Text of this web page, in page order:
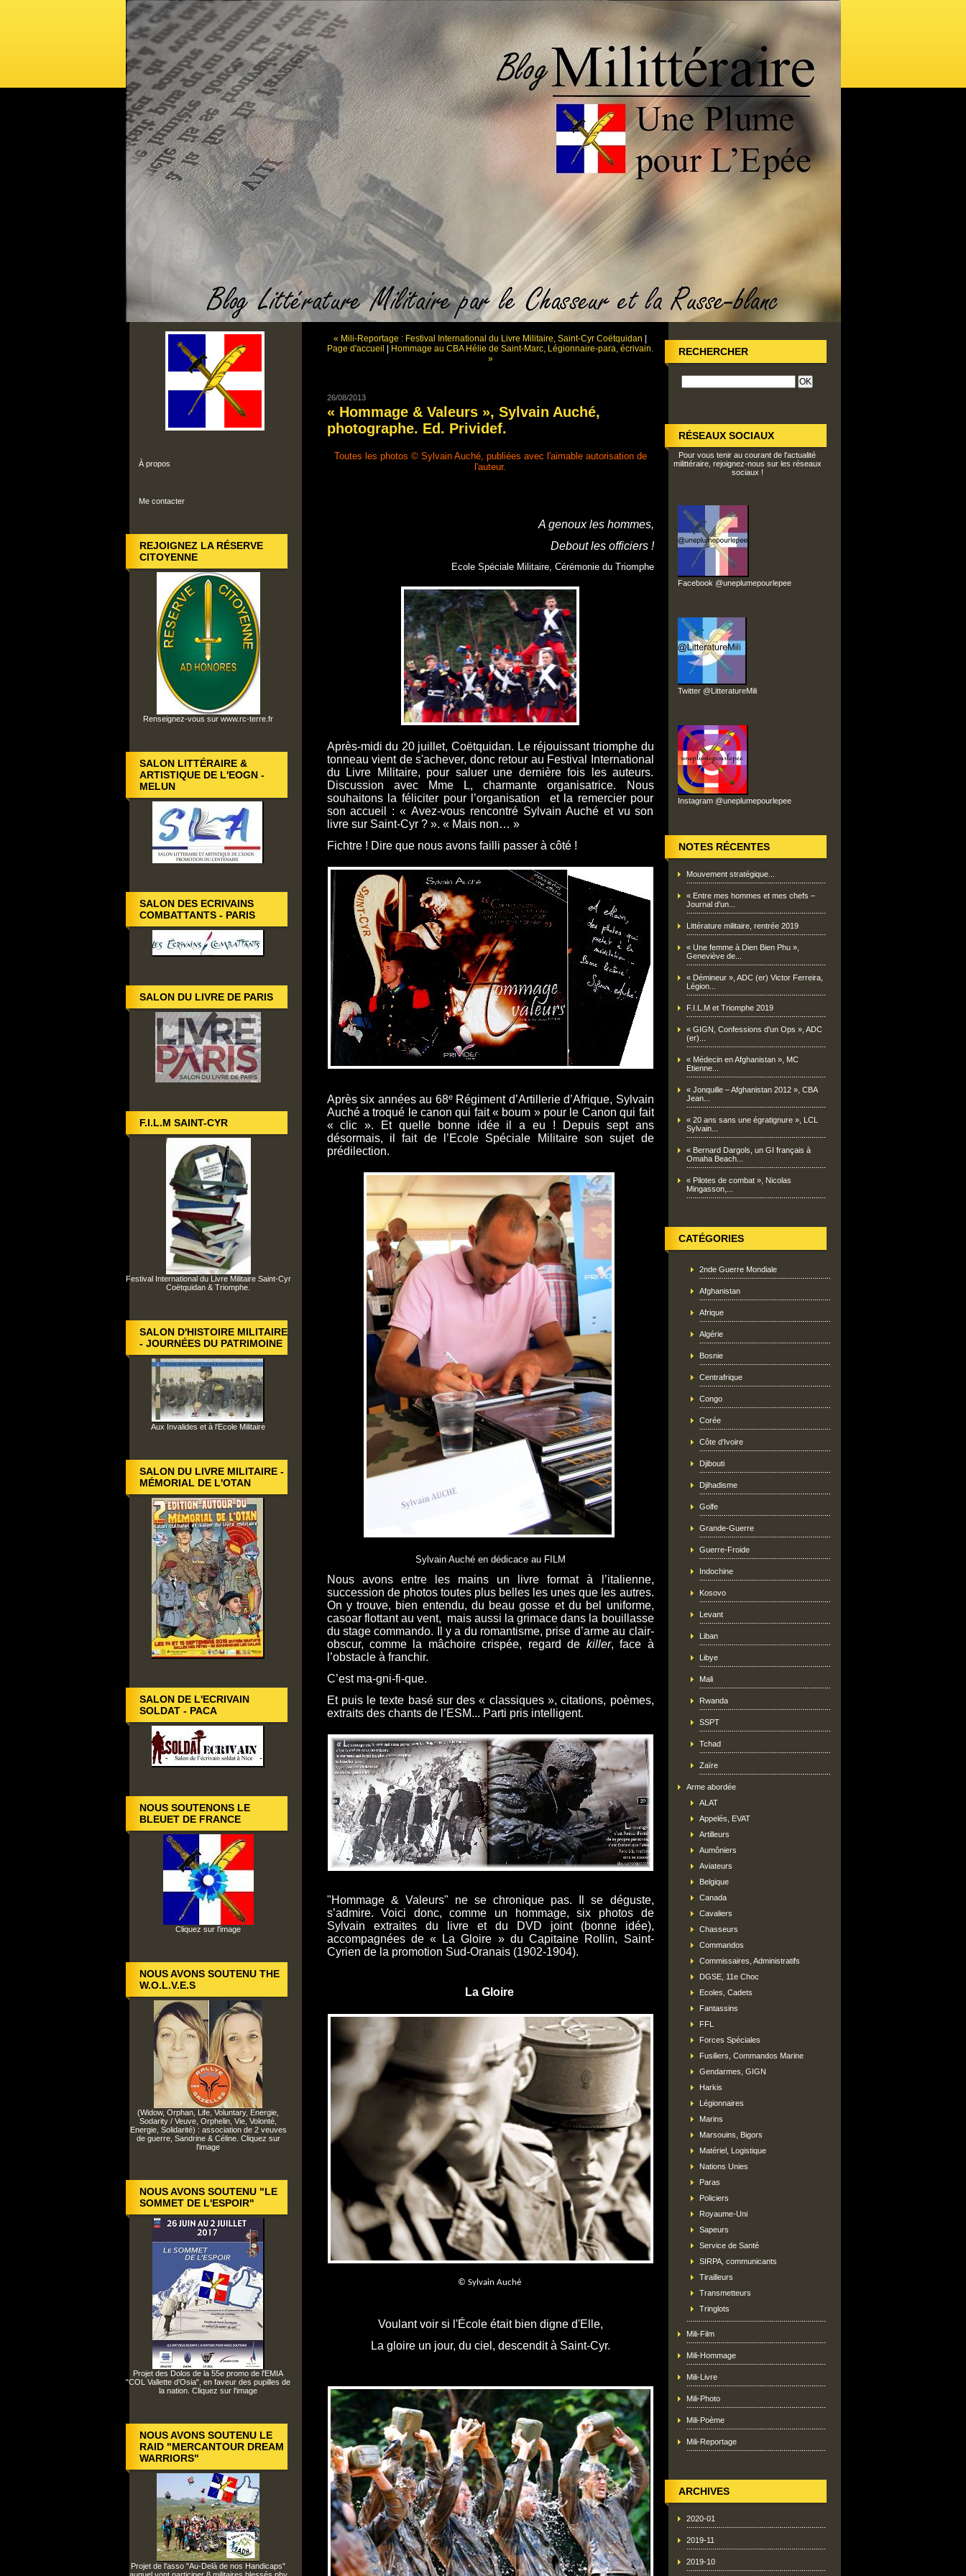
À propos
Me contacter
REJOIGNEZ LA RÉSERVE
CITOYENNE
Renseignez-vous sur www.rc-terre.fr
SALON LITTÉRAIRE &
ARTISTIQUE DE L'EOGN -
MELUN
SALON DES ECRIVAINS
COMBATTANTS - PARIS
SALON DU LIVRE DE PARIS
F.I.L.M SAINT-CYR
Festival International du Livre Militaire Saint-Cyr
Coëtquidan & Triomphe.
SALON D'HISTOIRE MILITAIRE
- JOURNÉES DU PATRIMOINE
Aux Invalides et à l'Ecole Militaire
SALON DU LIVRE MILITAIRE -
MÉMORIAL DE L'OTAN
SALON DE L'ECRIVAIN
SOLDAT - PACA
NOUS SOUTENONS LE
BLEUET DE FRANCE
Cliquez sur l'image
NOUS AVONS SOUTENU THE
W.O.L.V.E.S
(Widow, Orphan, Life, Voluntary, Energie,
Sodarity / Veuve, Orphelin, Vie, Volonté,
Energie, Solidarité) : association de 2 veuves
de guerre, Sandrine & Céline. Cliquez sur
l'image
NOUS AVONS SOUTENU "LE
SOMMET DE L'ESPOIR"
Projet des Dolos de la 55e promo de l'EMIA
"COL Vallette d'Osia", en faveur des pupilles de
la nation. Cliquez sur l'image
NOUS AVONS SOUTENU LE
RAID "MERCANTOUR DREAM
WARRIORS"
Projet de l'asso "Au-Delà de nos Handicaps"
RECHERCHER
RÉSEAUX SOCIAUX
Pour vous tenir au courant de l'actualité
milittéraire, rejoignez-nous sur les réseaux
sociaux !
Facebook @uneplumepourlepee
Twitter @LitteratureMili
Instagram @uneplumepourlepee
NOTES RÉCENTES
Mouvement stratégique...
« Entre mes hommes et mes chefs –
Journal d’un...
Littérature militaire, rentrée 2019
« Une femme à Dien Bien Phu »,
Geneviève de...
« Démineur », ADC (er) Victor Ferreira,
Légion...
F.I.L.M et Triomphe 2019
« GIGN, Confessions d'un Ops », ADC
(er)...
« Médecin en Afghanistan », MC
Etienne...
« Jonquille – Afghanistan 2012 », CBA
Jean...
« 20 ans sans une égratignure », LCL
Sylvain...
« Bernard Dargols, un GI français à
Omaha Beach...
« Pilotes de combat », Nicolas
Mingasson,...
CATÉGORIES
2nde Guerre Mondiale
Afghanistan
Afrique
Algérie
Bosnie
Centrafrique
Congo
Corée
Côte d'Ivoire
Djibouti
Djihadisme
Golfe
Grande-Guerre
Guerre-Froide
Indochine
Kosovo
Levant
Liban
Libye
Mali
Rwanda
SSPT
Tchad
Zaïre
Arme abordée
ALAT
Appelés, EVAT
Artilleurs
Aumôniers
Aviateurs
Belgique
Canada
Cavaliers
Chasseurs
Commandos
Commissaires, Administratifs
DGSE, 11e Choc
Ecoles, Cadets
Fantassins
FFL
Forces Spéciales
Fusiliers, Commandos Marine
Gendarmes, GIGN
Harkis
Légionnaires
Marins
Marsouins, Bigors
Matériel, Logistique
Nations Unies
Paras
Policiers
Royaume-Uni
Sapeurs
Service de Santé
SIRPA, communicants
Tirailleurs
Transmetteurs
Tringlots
Mili-Film
Mili-Hommage
Mili-Livre
Mili-Photo
Mili-Poème
Mili-Reportage
ARCHIVES
2020-01
2019-11
2019-10
« Mili-Reportage : Festival International du Livre Militaire, Saint-Cyr Coëtquidan
Page d'accueil
Hommage au CBA Hélie de Saint-Marc, Légionnaire-para, écrivain.
»
26/08/2013
« Hommage & Valeurs », Sylvain Auché,
photographe. Ed. Prividef.
Toutes les photos © Sylvain Auché, publiées avec l'aimable autorisation de
l'auteur.
A genoux les hommes,
Debout les officiers !
Ecole Spéciale Militaire, Cérémonie du Triomphe
Après-midi du 20 juillet, Coëtquidan. Le réjouissant triomphe du
tonneau vient de s'achever, donc retour au Festival International
du Livre Militaire, pour saluer une dernière fois les auteurs.
Discussion avec Mme L, charmante organisatrice. Nous
souhaitons la féliciter pour l’organisation et la remercier pour
son accueil : « Avez-vous rencontré Sylvain Auché et vu son
livre sur Saint-Cyr ? ». « Mais non… »
Fichtre ! Dire que nous avons failli passer à côté !
Après six années au 68eRégiment d’Artillerie d’Afrique, Sylvain
Auché a troqué le canon qui fait « boum » pour le Canon qui fait
« clic ». Et quelle bonne idée il a eu ! Depuis sept ans
désormais, il fait de l’Ecole Spéciale Militaire son sujet de
prédilection.
Sylvain Auché en dédicace au FILM
Nous avons entre les mains un livre format à l’italienne,
succession de photos toutes plus belles les unes que les autres.
On y trouve, bien entendu, du beau gosse et du bel uniforme,
casoar flottant au vent, mais aussi la grimace dans la bouillasse
du stage commando. Il y a du romantisme, prise d’arme au clair-
obscur, comme la mâchoire crispée, regard de killer, face à
l’obstacle à franchir.
C’est ma-gni-fi-que.
Et puis le texte basé sur des « classiques », citations, poèmes,
extraits des chants de l’ESM... Parti pris intelligent.
"Hommage & Valeurs" ne se chronique pas. Il se déguste,
s’admire. Voici donc, comme un hommage, six photos de
Sylvain extraites du livre et du DVD joint (bonne idée),
accompagnées de « La Gloire » du Capitaine Rollin, Saint-
Cyrien de la promotion Sud-Oranais (1902-1904).
La Gloire
© Sylvain Auché
Voulant voir si l'École était bien digne d'Elle,
La gloire un jour, du ciel, descendit à Saint-Cyr.